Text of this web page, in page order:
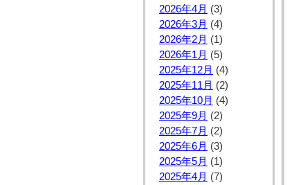
2026年4月 (3)
2026年3月 (4)
2026年2月 (1)
2026年1月 (5)
2025年12月 (4)
2025年11月 (2)
2025年10月 (4)
2025年9月 (2)
2025年7月 (2)
2025年6月 (3)
2025年5月 (1)
2025年4月 (7)